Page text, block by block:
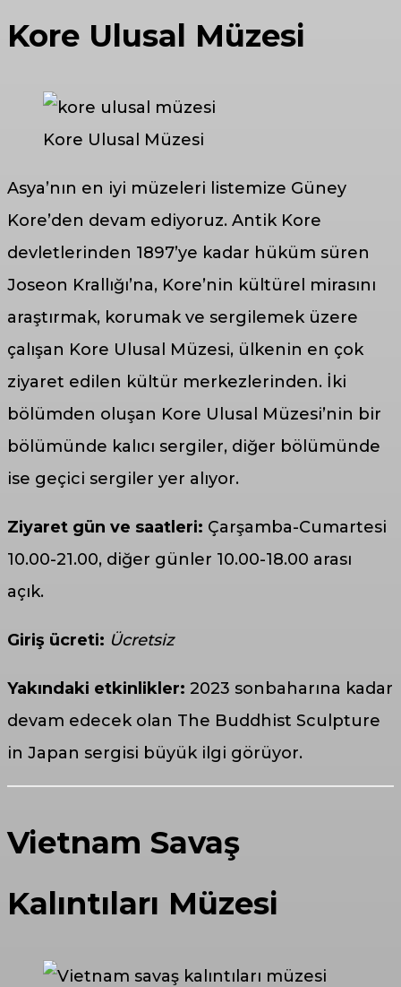
Kore Ulusal Müzesi
Kore Ulusal Müzesi
Asya’nın en iyi müzeleri listemize Güney
Kore’den devam ediyoruz. Antik Kore
devletlerinden 1897’ye kadar hüküm süren
Joseon Krallığı’na, Kore’nin kültürel mirasını
araştırmak, korumak ve sergilemek üzere
çalışan Kore Ulusal Müzesi, ülkenin en çok
ziyaret edilen kültür merkezlerinden. İki
bölümden oluşan Kore Ulusal Müzesi’nin bir
bölümünde kalıcı sergiler, diğer bölümünde
ise geçici sergiler yer alıyor.
Ziyaret gün ve saatleri: Çarşamba-Cumartesi
10.00-21.00, diğer günler 10.00-18.00 arası
açık.
Giriş ücreti: Ücretsiz
Yakındaki etkinlikler: 2023 sonbaharına kadar
devam edecek olan The Buddhist Sculpture
in Japan sergisi büyük ilgi görüyor.
Vietnam Savaş
Kalıntıları Müzesi